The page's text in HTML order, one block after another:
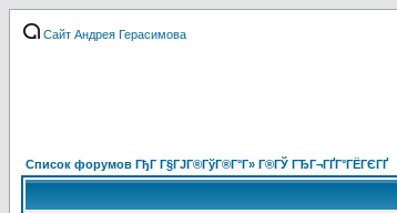
Сайт Андрея Герасимова
Список форумов ГђГ Г§ГЈГ®ГўГ®Г°Г» Г®ГЎ ГЂГ¬ГҐГ°ГЁГЄГҐ